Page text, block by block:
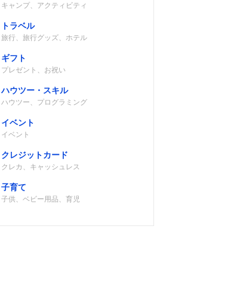
キャンプ、アクティビティ
トラベル
旅行、旅行グッズ、ホテル
ギフト
プレゼント、お祝い
ハウツー・スキル
ハウツー、プログラミング
イベント
イベント
クレジットカード
クレカ、キャッシュレス
子育て
子供、ベビー用品、育児